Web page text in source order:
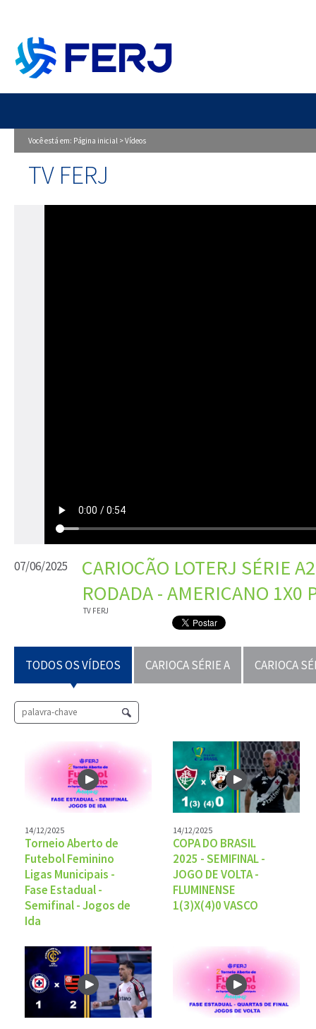
Você está em: Página inicial >Vídeos
TV FERJ
07/06/2025
CARIOCÃO LOTERJ SÉRIE
RODADA - AMERICANO 1X0
TV FERJ
TODOS OS VÍDEOS CARIOCA SÉRIE A CARIOCA
14/12/2025
Torneio Aberto de
Futebol Feminino
Ligas Municipais -
Fase Estadual -
Semifinal - Jogos de
Ida
14/12/2025
COPA DO BRASIL
2025 - SEMIFINAL -
JOGO DE VOLTA -
FLUMINENSE
1(3)X(4)0 VASCO